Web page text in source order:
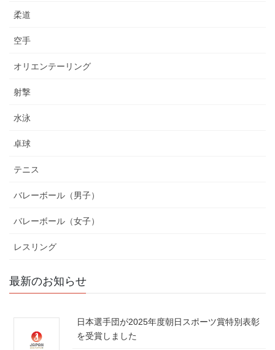
柔道
空手
オリエンテーリング
射撃
水泳
卓球
テニス
バレーボール（男子）
バレーボール（女子）
レスリング
最新のお知らせ
日本選手団が2025年度朝日スポーツ賞特別表彰
を受賞しました